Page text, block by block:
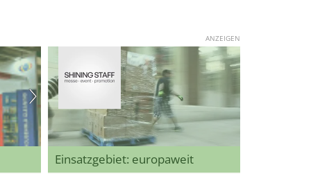
ANZEIGEN
Einsatzgebiet: europaweit